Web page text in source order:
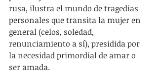
rusa, ilustra el mundo de tragedias
personales que transita la mujer en
general (celos, soledad,
renunciamiento a sí), presidida por
la necesidad primordial de amar o
ser amada.